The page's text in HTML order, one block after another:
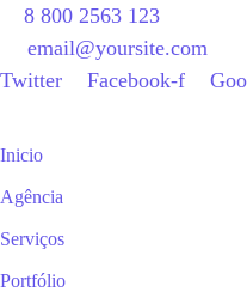
8 800 2563 123
email@yoursite.com
Twitter
Facebook-f
Inicio
Agência
Serviços
Portfólio